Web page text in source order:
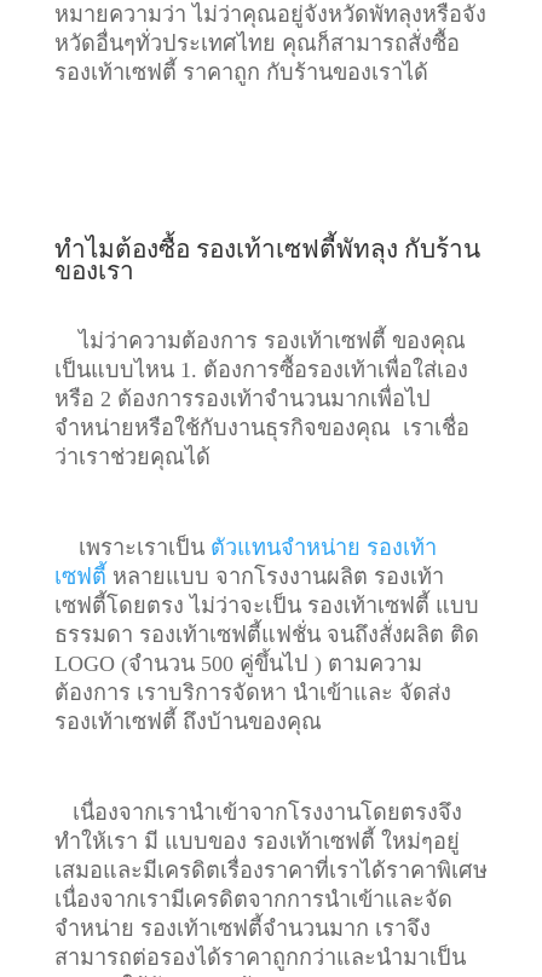
หมายความว่า ไม่ว่าคุณอยู่จังหวัดพัทลุงหรือจัง
หวัดอื่นๆทั่วประเทศไทย คุณก็สามารถสั่งซื้อ
รองเท้าเซฟตี้ ราคาถูก กับร้านของเราได้
ทำไมต้องซื้อ รองเท้าเซฟตี้พัทลุง กับร้าน
ของเรา
ไม่ว่าความต้องการ รองเท้าเซฟตี้ ของคุณ
เป็นแบบไหน 1. ต้องการซื้อรองเท้าเพื่อใส่เอง
หรือ 2 ต้องการรองเท้าจำนวนมากเพื่อไป
จำหน่ายหรือใช้กับงานธุรกิจของคุณ เราเชื่อ
ว่าเราช่วยคุณได้
เพราะเราเป็น ตัวแทนจำหน่าย รองเท้า
เซฟตี้ หลายแบบ จากโรงงานผลิต รองเท้า
เซฟตี้โดยตรง ไม่ว่าจะเป็น รองเท้าเซฟตี้ แบบ
ธรรมดา รองเท้าเซฟตี้แฟชั่น จนถึงสั่งผลิต ติด
LOGO (จำนวน 500 คู่ขึ้นไป ) ตามความ
ต้องการ เราบริการจัดหา นำเข้าและ จัดส่ง
รองเท้าเซฟตี้ ถึงบ้านของคุณ
เนื่องจากเรานำเข้าจากโรงงานโดยตรงจึง
ทำให้เรา มี แบบของ รองเท้าเซฟตี้ ใหม่ๆอยู่
เสมอและมีเครดิตเรื่องราคาที่เราได้ราคาพิเศษ
เนื่องจากเรามีเครดิตจากการนำเข้าและจัด
จำหน่าย รองเท้าเซฟตี้จำนวนมาก เราจึง
สามารถต่อรองได้ราคาถูกกว่าและนำมาเป็น